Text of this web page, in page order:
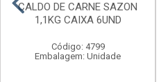
CALDO DE CARNE SAZON
1,1KG CAIXA 6UND
Código: 4799
Embalagem: Unidade